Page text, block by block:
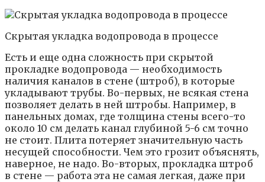
Скрытая укладка водопровода в процессе
Есть и еще одна сложность при скрытой
прокладке водопровода — необходимость
наличия каналов в стене (штроб), в которые
укладывают трубы. Во-первых, не всякая стена
позволяет делать в ней штробы. Например, в
панельных домах, где толщина стены всего-то
около 10 см делать канал глубиной 5-6 см точно
не стоит. Плита потеряет значительную часть
несущей способности. Чем это грозит объяснять,
наверное, не надо. Во-вторых, прокладка штроб
в стене — работа эта не самая легкая, даже при